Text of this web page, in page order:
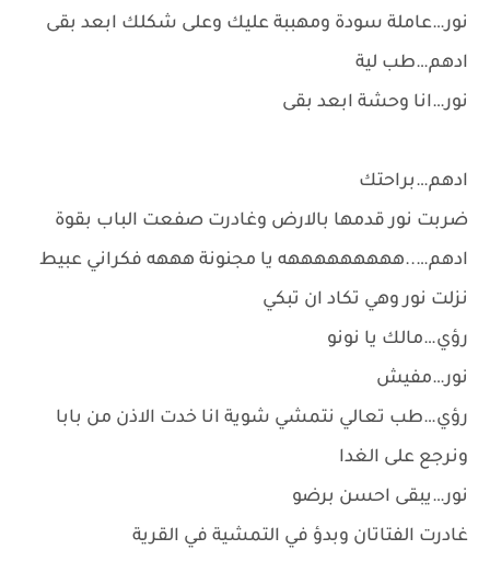
نور…عاملة سودة ومهببة عليك وعلى شكلك ابعد بقى
ادهم…طب لية
نور…انا وحشة ابعد بقى
ادهم…براحتك
ضربت نور قدمها بالارض وغادرت صفعت الباب بقوة
ادهم…..هههههههههه يا مجنونة هههه فكراني عبيط
نزلت نور وهي تكاد ان تبكي
رؤي…مالك يا نونو
نور…مفيش
رؤي…طب تعالي نتمشي شوية انا خدت الاذن من بابا
ونرجع على الغدا
نور…يبقى احسن برضو
غادرت الفتاتان وبدؤ في التمشية في القرية